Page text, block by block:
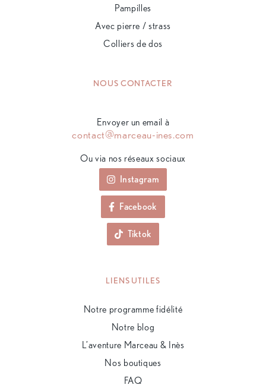
Pampilles
Avec pierre / strass
Colliers de dos
NOUS CONTACTER
Envoyer un email à
contact@marceau-ines.com
Ou via nos réseaux sociaux
Instagram
Facebook
Tiktok
LIENS UTILES
Notre programme fidélité
Notre blog
L’aventure Marceau & Inès
Nos boutiques
FAQ